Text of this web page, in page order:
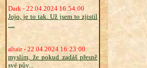
Dark - 22.04.2024 16:54:00
Jojo, je to tak. Už jsem to zjistil
:...
altair - 22.04.2024 16:23:00
myslím, že pokud zadáš přesně
své pův...